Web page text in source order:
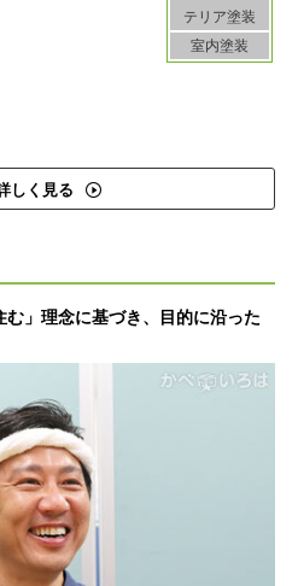
テリア塗装
室内塗装
しく見る
む」理念に基づき、目的に沿った